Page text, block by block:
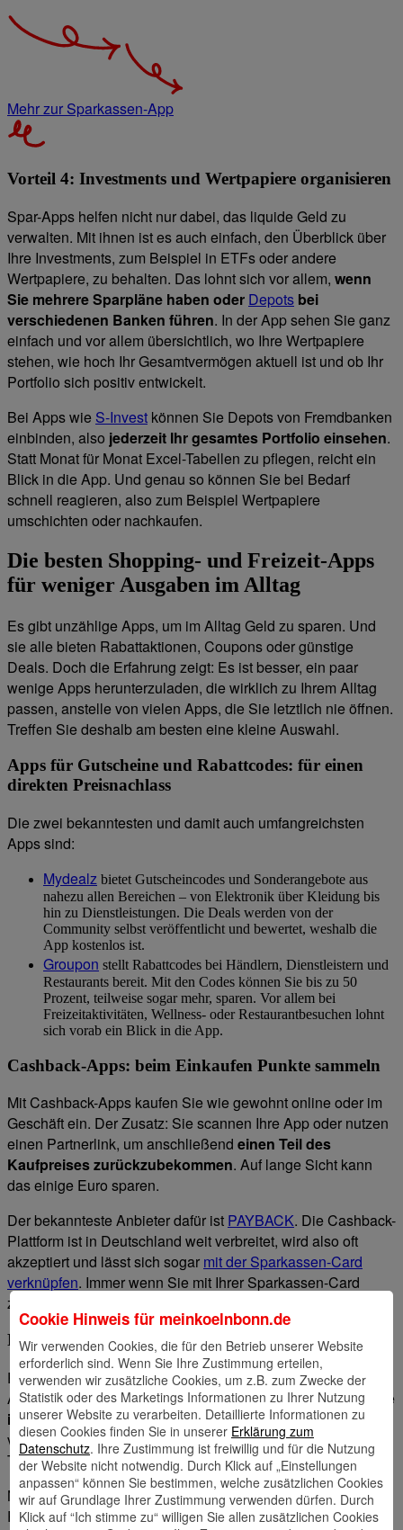
Mehr zur Sparkassen-App
Vorteil 4: Investments und Wertpapiere organisieren
Spar-Apps helfen nicht nur dabei, das liquide Geld zu
verwalten. Mit ihnen ist es auch einfach, den Überblick über
Ihre Investments, zum Beispiel in ETFs oder andere
Wertpapiere, zu behalten. Das lohnt sich vor allem, wenn
Sie mehrere Sparpläne haben oder Depots bei
verschiedenen Banken führen. In der App sehen Sie ganz
einfach und vor allem übersichtlich, wo Ihre Wertpapiere
stehen, wie hoch Ihr Gesamtvermögen aktuell ist und ob Ihr
Portfolio sich positiv entwickelt.
Bei Apps wie S-Invest können Sie Depots von Fremdbanken
einbinden, also jederzeit Ihr gesamtes Portfolio einsehen.
Statt Monat für Monat Excel-Tabellen zu pflegen, reicht ein
Blick in die App. Und genau so können Sie bei Bedarf
schnell reagieren, also zum Beispiel Wertpapiere
umschichten oder nachkaufen.
Die besten Shopping- und Freizeit-Apps
für weniger Ausgaben im Alltag
Es gibt unzählige Apps, um im Alltag Geld zu sparen. Und
sie alle bieten Rabattaktionen, Coupons oder günstige
Deals. Doch die Erfahrung zeigt: Es ist besser, ein paar
wenige Apps herunterzuladen, die wirklich zu Ihrem Alltag
passen, anstelle von vielen Apps, die Sie letztlich nie öffnen.
Treffen Sie deshalb am besten eine kleine Auswahl.
Apps für Gutscheine und Rabattcodes: für einen
direkten Preisnachlass
Die zwei bekanntesten und damit auch umfangreichsten
Apps sind:
Mydealz bietet Gutscheincodes und Sonderangebote aus
nahezu allen Bereichen – von Elektronik über Kleidung bis
hin zu Dienstleistungen. Die Deals werden von der
Community selbst veröffentlicht und bewertet, weshalb die
App kostenlos ist.
Groupon stellt Rabattcodes bei Händlern, Dienstleistern und
Restaurants bereit. Mit den Codes können Sie bis zu 50
Prozent, teilweise sogar mehr, sparen. Vor allem bei
Freizeitaktivitäten, Wellness- oder Restaurantbesuchen lohnt
sich vorab ein Blick in die App.
Cashback-Apps: beim Einkaufen Punkte sammeln
Mit Cashback-Apps kaufen Sie wie gewohnt online oder im
Geschäft ein. Der Zusatz: Sie scannen Ihre App oder nutzen
einen Partnerlink, um anschließend einen Teil des
Kaufpreises zurückzubekommen. Auf lange Sicht kann
das einige Euro sparen.
Der bekannteste Anbieter dafür ist PAYBACK. Die Cashback-
Plattform ist in Deutschland weit verbreitet, wird also oft
akzeptiert und lässt sich sogar mit der Sparkassen-Card
verknüpfen. Immer wenn Sie mit Ihrer Sparkassen-Card
zahlen, sammeln Sie also automatisch Punkte.
Preisvergleichs-Apps: schneller zum besten Angebot
Preisvergleichs-Apps sind vor allem bei größeren
Anschaffungen ziemlich praktisch. Denn mit ihnen finden Sie
in wenigen Klicks das günstigste Angebot. Dazu
vergleichen die Apps wieIdealooderbilliger.dedie Preise in
Tausenden Online-Shops.
Neben dem besten Preis zeigen die Plattformen auch die
Preisentwicklung über einen bestimmten Zeitraum an. So
Cookie Hinweis für meinkoelnbonn.de
Wir verwenden Cookies, die für den Betrieb unserer Website
erforderlich sind. Wenn Sie Ihre Zustimmung erteilen,
verwenden wir zusätzliche Cookies, um z.B. zum Zwecke der
Statistik oder des Marketings Informationen zu Ihrer Nutzung
unserer Website zu verarbeiten. Detaillierte Informationen zu
diesen Cookies finden Sie in unserer Erklärung zum
Datenschutz. Ihre Zustimmung ist freiwillig und für die Nutzung
der Website nicht notwendig. Durch Klick auf „Einstellungen
anpassen“ können Sie bestimmen, welche zusätzlichen Cookies
wir auf Grundlage Ihrer Zustimmung verwenden dürfen. Durch
Klick auf “Ich stimme zu“ willigen Sie allen zusätzlichen Cookies